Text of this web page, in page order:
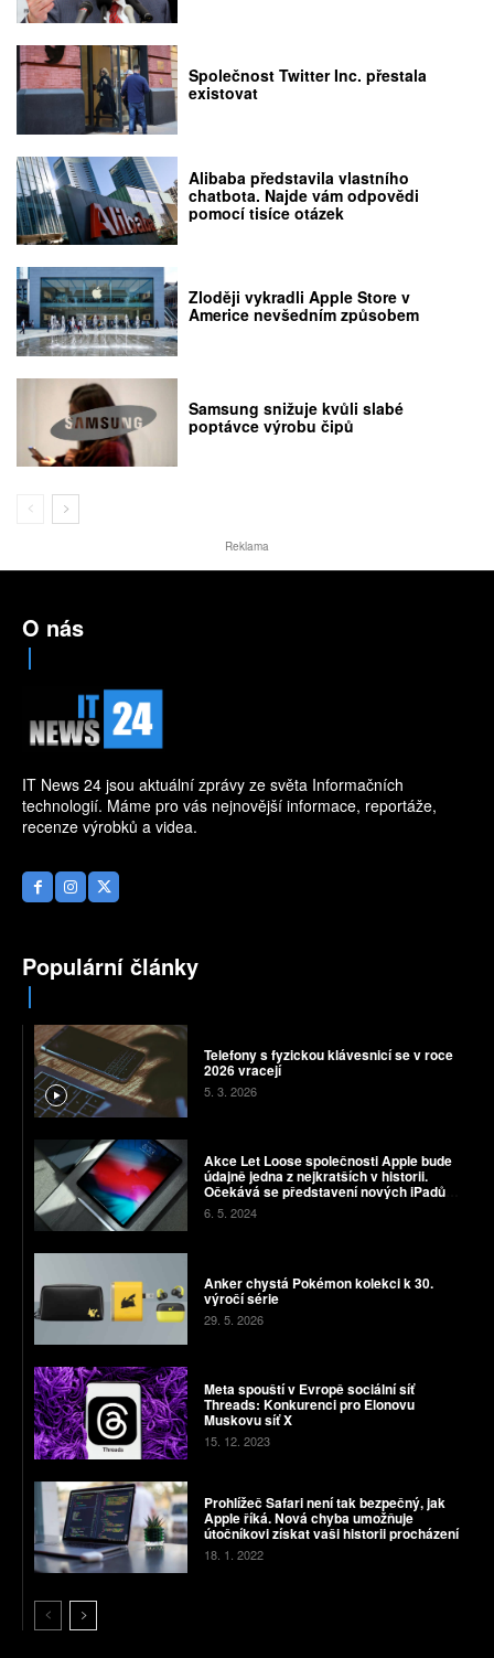
Společnost Twitter Inc. přestala
existovat
Alibaba představila vlastního
chatbota. Najde vám odpovědi
pomocí tisíce otázek
Zloději vykradli Apple Store v
Americe nevšedním způsobem
Samsung snižuje kvůli slabé
poptávce výrobu čipů
Reklama
O nás
IT News 24 jsou aktuální zprávy ze světa Informačních
technologií. Máme pro vás nejnovější informace, reportáže,
recenze výrobků a videa.
Populární články
Telefony s fyzickou klávesnicí se v roce
2026 vracejí
5. 3. 2026
Akce Let Loose společnosti Apple bude
údajně jedna z nejkratších v historii.
Očekává se představení nových iPadů
Pro a Air
6. 5. 2024
Anker chystá Pokémon kolekci k 30.
výročí série
29. 5. 2026
Meta spouští v Evropě sociální síť
Threads: Konkurenci pro Elonovu
Muskovu síť X
15. 12. 2023
Prohlížeč Safari není tak bezpečný, jak
Apple říká. Nová chyba umožňuje
útočníkovi získat vaši historii procházení
18. 1. 2022